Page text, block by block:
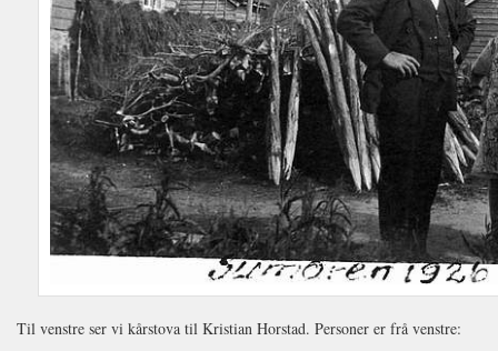
Til venstre ser vi kårstova til Kristian Horstad. Personer er frå venstre: